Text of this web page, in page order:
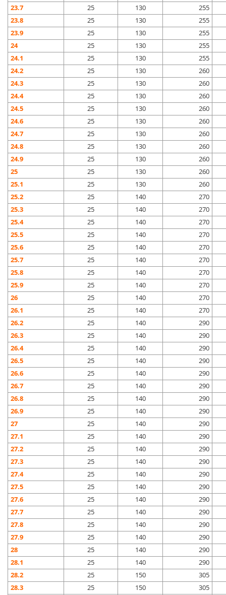
23.7
25 130
255
23.8
25 130
255
23.9
25 130
255
24
25 130
255
24.1
25 130
255
24.2
25 130
260
24.3
25 130
260
24.4
25 130
260
24.5
25 130
260
24.6
25 130
260
24.7
25 130
260
24.8
25 130
260
24.9
25 130
260
25
25 130
260
25.1
25 130
260
25.2
25 140
270
25.3
25 140
270
25.4
25 140
270
25.5
25 140
270
25.6
25 140
270
25.7
25 140
270
25.8
25 140
270
25.9
25 140
270
26
25 140
270
26.1
25 140
270
26.2
25 140
290
26.3
25 140
290
26.4
25 140
290
26.5
25 140
290
26.6
25 140
290
26.7
25 140
290
26.8
25 140
290
26.9
25 140
290
27
25 140
290
27.1
25 140
290
27.2
25 140
290
27.3
25 140
290
27.4
25 140
290
27.5
25 140
290
27.6
25 140
290
27.7
25 140
290
27.8
25 140
290
27.9
25 140
290
28
25 140
290
28.1
25 140
290
28.2
25 150
305
28.3
25 150
305